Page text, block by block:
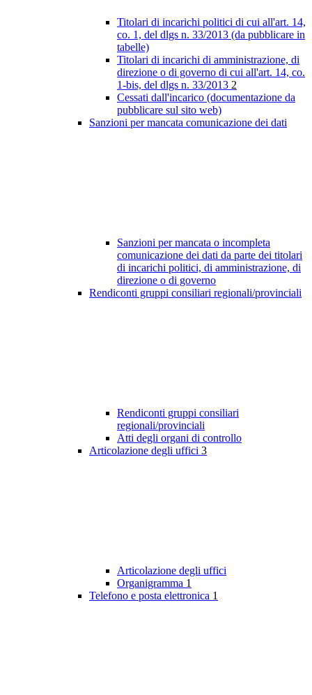
Titolari di incarichi politici di cui all'art. 14,
co. 1, del dlgs n. 33/2013 (da pubblicare in
tabelle)
Titolari di incarichi di amministrazione, di
direzione o di governo di cui all'art. 14, co.
1-bis, del dlgs n. 33/2013 2
Cessati dall'incarico (documentazione da
pubblicare sul sito web)
Sanzioni per mancata comunicazione dei dati
Sanzioni per mancata o incompleta
comunicazione dei dati da parte dei titolari
di incarichi politici, di amministrazione, di
direzione o di governo
Rendiconti gruppi consiliari regionali/provinciali
Rendiconti gruppi consiliari
regionali/provinciali
Atti degli organi di controllo
Articolazione degli uffici 3
Articolazione degli uffici
Organigramma 1
Telefono e posta elettronica 1